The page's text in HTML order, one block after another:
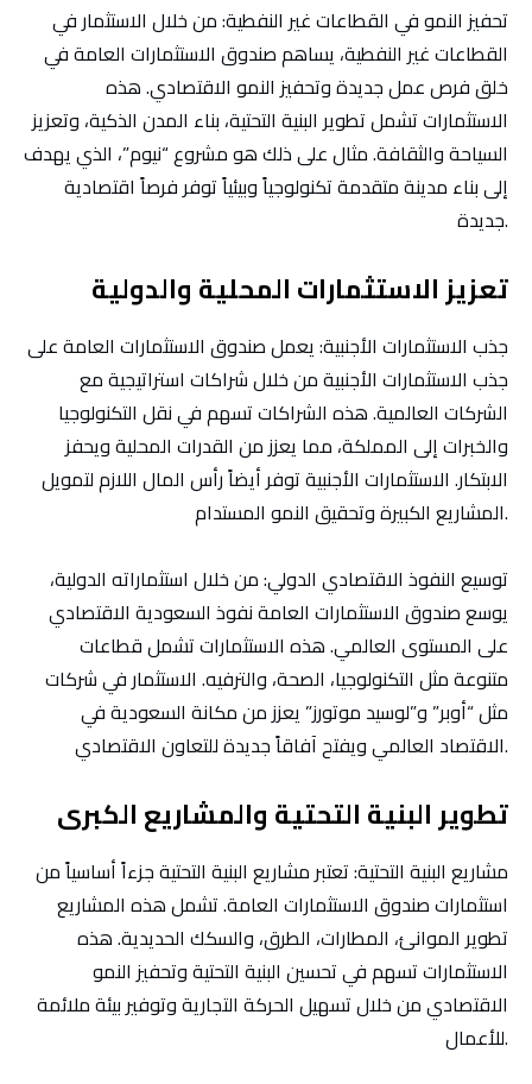
تحفيز النمو في القطاعات غير النفطية: من خلال الاستثمار في
القطاعات غير النفطية، يساهم صندوق الاستثمارات العامة في
خلق فرص عمل جديدة وتحفيز النمو الاقتصادي. هذه
الاستثمارات تشمل تطوير البنية التحتية، بناء المدن الذكية، وتعزيز
السياحة والثقافة. مثال على ذلك هو مشروع “نيوم”، الذي يهدف
إلى بناء مدينة متقدمة تكنولوجياً وبيئياً توفر فرصاً اقتصادية
جديدة.
تعزيز الاستثمارات المحلية والدولية
جذب الاستثمارات الأجنبية: يعمل صندوق الاستثمارات العامة على
جذب الاستثمارات الأجنبية من خلال شراكات استراتيجية مع
الشركات العالمية. هذه الشراكات تسهم في نقل التكنولوجيا
والخبرات إلى المملكة، مما يعزز من القدرات المحلية ويحفز
الابتكار. الاستثمارات الأجنبية توفر أيضاً رأس المال اللازم لتمويل
المشاريع الكبيرة وتحقيق النمو المستدام.
توسيع النفوذ الاقتصادي الدولي: من خلال استثماراته الدولية،
يوسع صندوق الاستثمارات العامة نفوذ السعودية الاقتصادي
على المستوى العالمي. هذه الاستثمارات تشمل قطاعات
متنوعة مثل التكنولوجيا، الصحة، والترفيه. الاستثمار في شركات
مثل “أوبر” و”لوسيد موتورز” يعزز من مكانة السعودية في
الاقتصاد العالمي ويفتح آفاقاً جديدة للتعاون الاقتصادي.
تطوير البنية التحتية والمشاريع الكبرى
مشاريع البنية التحتية: تعتبر مشاريع البنية التحتية جزءاً أساسياً من
استثمارات صندوق الاستثمارات العامة. تشمل هذه المشاريع
تطوير الموانئ، المطارات، الطرق، والسكك الحديدية. هذه
الاستثمارات تسهم في تحسين البنية التحتية وتحفيز النمو
الاقتصادي من خلال تسهيل الحركة التجارية وتوفير بيئة ملائمة
للأعمال.